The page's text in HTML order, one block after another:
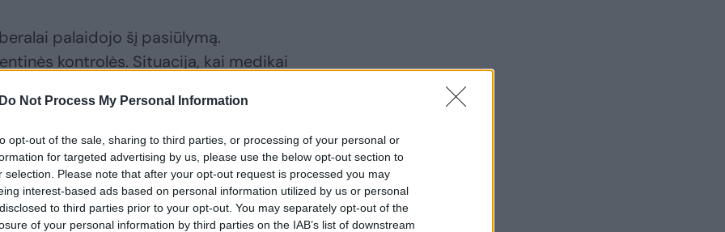
Do Not Process My Personal Information
opt-out of the sale, sharing to third parties, or processing of your personal or
for targeted advertising by us, please use the below opt-out section to
selection. Please note that after your opt-out request is processed you may
interest-based ads based on personal information utilized by us or personal
to third parties prior to your opt-out. You may separately opt-out of the
of your personal information by third parties on the IAB’s list of downstream
palaidojo šį pasiūlymą.
kontrolės. Situacija, kai medikai
sprendimų. Prabėgo treji metai, o
„jeigu paaiškės“, kad reikia“, –